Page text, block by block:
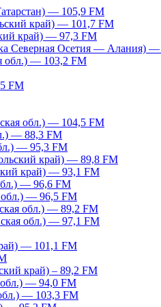
— 105,9 FM
край) — 101,7 FM
край) — 97,3 FM
Северная Осетия — Алания)
обл.) — 103,2 FM
FM
обл.) — 104,5 FM
— 88,3 FM
— 95,3 FM
край) — 89,8 FM
край) — 93,1 FM
— 96,6 FM
обл.) — 96,5 FM
обл.) — 89,2 FM
обл.) — 97,1 FM
— 101,1 FM
край) – 89,2 FM
обл.) — 94,0 FM
— 103,3 FM